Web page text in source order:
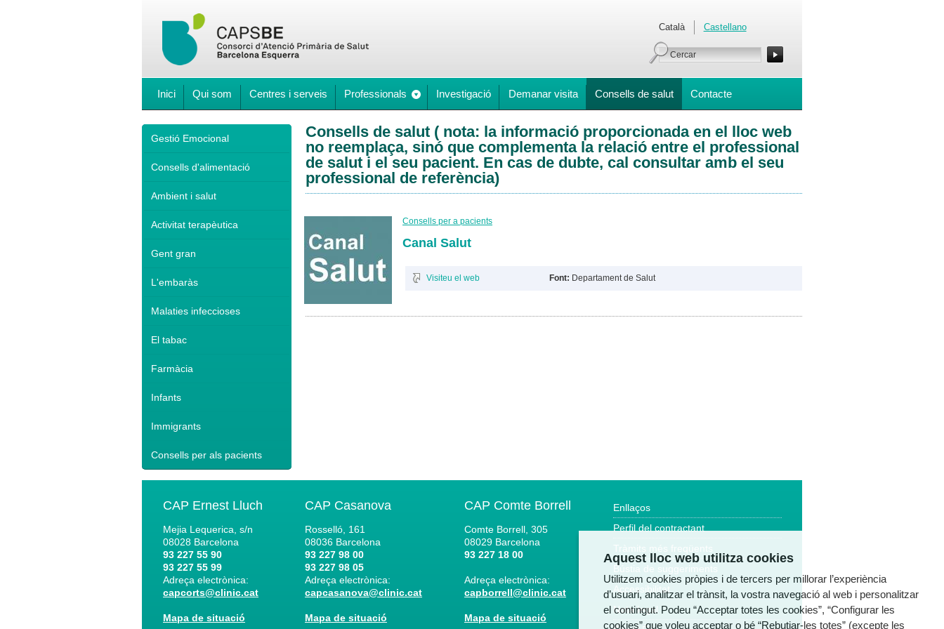
Català Castellano
Inici Qui som Centres i serveis Professionals Investigació Demanar visita Consells de salut Contacte
Gestió Emocional
Consells d'alimentació
Ambient i salut
Activitat terapèutica
Gent gran
L'embaràs
Malaties infeccioses
El tabac
Farmàcia
Infants
Immigrants
Consells per als pacients
Consells de salut ( nota: la informació proporcionada en el lloc web
no reemplaça, sinó que complementa la relació entre el professional
de salut i el seu pacient. En cas de dubte, cal consultar amb el seu
professional de referència)
Consells per a pacients
Canal Salut
Visiteu el web Font: Departament de Salut
CAP Ernest Lluch
Mejia Lequerica, s/n
08028 Barcelona
93 227 55 90
93 227 55 99
Adreça electrònica:
capcorts@clinic.cat
Mapa de situació
CAP Casanova
Rosselló, 161
08036 Barcelona
93 227 98 00
93 227 98 05
Adreça electrònica:
capcasanova@clinic.cat
Mapa de situació
CAP Comte Borrell
Comte Borrell, 305
08029 Barcelona
93 227 18 00
Adreça electrònica:
capborrell@clinic.cat
Mapa de situació
Enllaços
Perfil del contractant
Tràmits més freqüents
Bústia de suggeriments
Accessibilitat
Nota legal
Aquest lloc web utilitza cookies
Utilitzem cookies pròpies i de tercers per millorar l’experiència
d’usuari, analitzar el trànsit, la vostra navegació al web i personalitzar
el contingut. Podeu “Acceptar totes les cookies”, “Configurar les
cookies” que voleu acceptar o bé “Rebutjar-les totes” (excepte les